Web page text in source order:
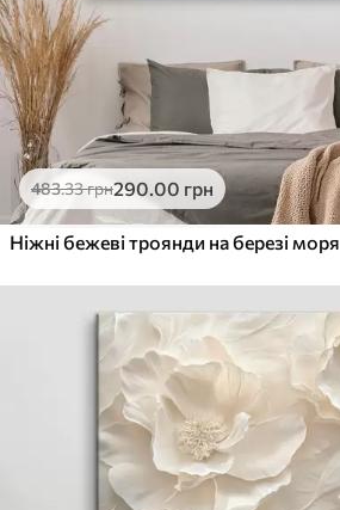
483.33грн290.00 грн
Ніжні бежеві троянди на березі моря